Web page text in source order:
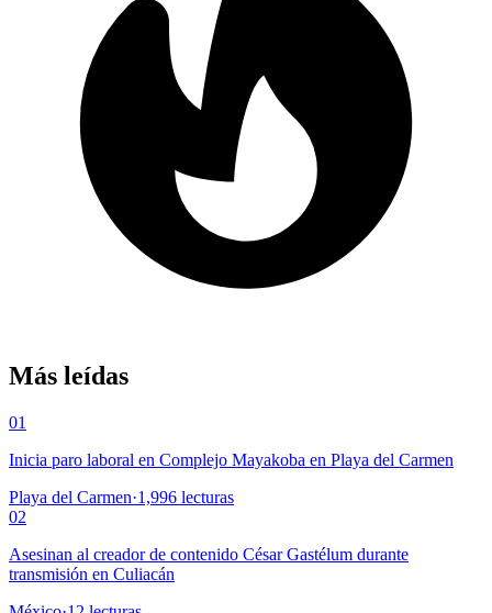
Más leídas
01
Inicia paro laboral en Complejo Mayakoba en Playa del Carmen
Playa del Carmen·1,996 lecturas
02
Asesinan al creador de contenido César Gastélum durante
transmisión en Culiacán